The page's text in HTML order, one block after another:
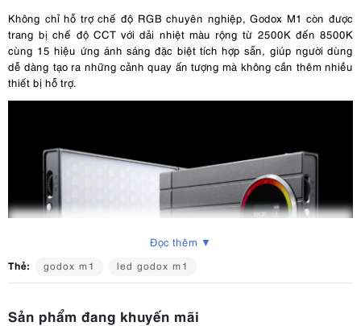
Không chỉ hỗ trợ chế độ RGB chuyên nghiệp, Godox M1 còn được
trang bị chế độ CCT với dải nhiệt màu rộng từ 2500K đến 8500K
cùng 15 hiệu ứng ánh sáng đặc biệt tích hợp sẵn, giúp người dùng
dễ dàng tạo ra những cảnh quay ấn tượng mà không cần thêm nhiều
thiết bị hỗ trợ.
Đọc thêm ▼
Thẻ: godox m1 led godox m1
Sản phẩm đang khuyến mãi